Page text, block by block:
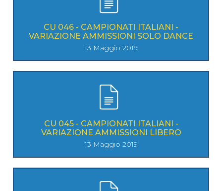
CU 046 - CAMPIONATI ITALIANI -
VARIAZIONE AMMISSIONI SOLO DANCE
13 Maggio 2019
CU 045 - CAMPIONATI ITALIANI -
VARIAZIONE AMMISSIONI LIBERO
13 Maggio 2019